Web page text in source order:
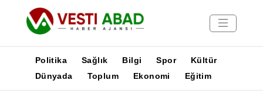
Politika Sağlık Bilgi Spor
Kültür
Dünyada
Toplum Ekonomi Eğitim